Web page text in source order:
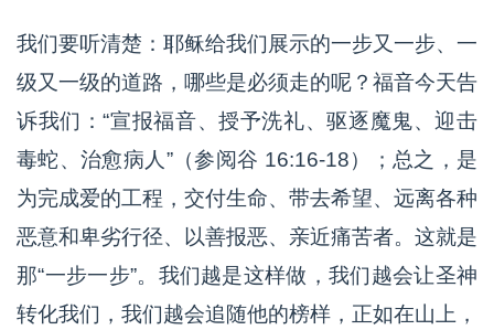
我们要听清楚：耶稣给我们展示的一步又一步、一
级又一级的道路，哪些是必须走的呢？福音今天告
诉我们：“宣报福音、授予洗礼、驱逐魔鬼、迎击
毒蛇、治愈病人”（参阅谷 16:16-18）；总之，是
为完成爱的工程，交付生命、带去希望、远离各种
恶意和卑劣行径、以善报恶、亲近痛苦者。这就是
那“一步一步”。我们越是这样做，我们越会让圣神
转化我们，我们越会追随他的榜样，正如在山上，